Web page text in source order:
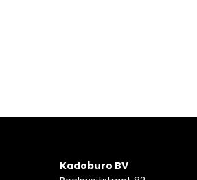
Kadoburo BV